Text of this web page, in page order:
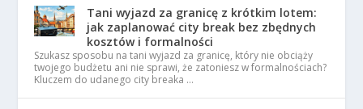
Tani wyjazd za granicę z krótkim lotem:
jak zaplanować city break bez zbędnych
kosztów i formalności
Szukasz sposobu na tani wyjazd za granicę, który nie obciąży
twojego budżetu ani nie sprawi, że zatoniesz w formalnościach?
Kluczem do udanego city breaka …